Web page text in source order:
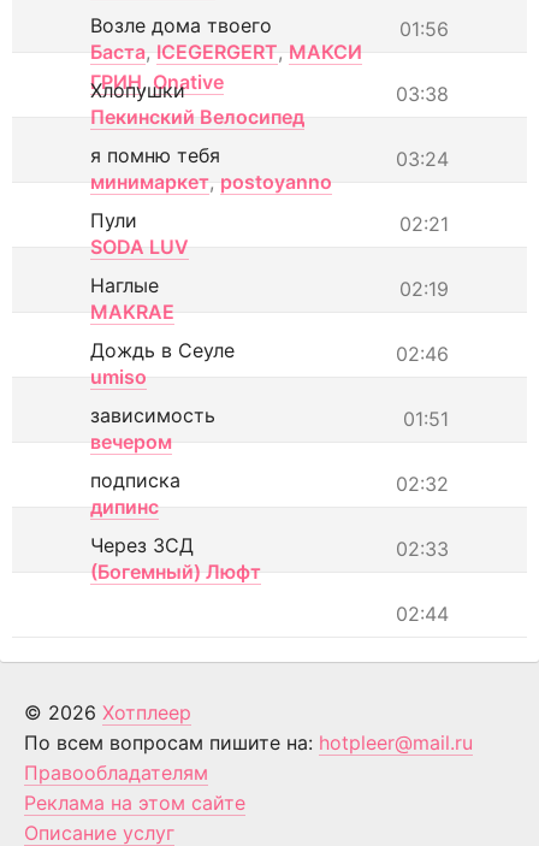
01:56
Возле дома твоего
Баста, ICEGERGERT, МАКСИ
ГРИН, Onative 03:38
Хлопушки
Пекинский Велосипед
03:24
я помню тебя
минимаркет, postoyanno
02:21
Пули
SODA LUV
02:19
Наглые
MAKRAE
02:46
Дождь в Сеуле
umiso
01:51
зависимость
вечером
02:32
подписка
дипинс
02:33
Через ЗСД
(Богемный) Люфт
02:44
© 2026 Хотплеер
По всем вопросам пишите на: hotpleer@mail.ru
Правообладателям
Реклама на этом сайте
Описание услуг